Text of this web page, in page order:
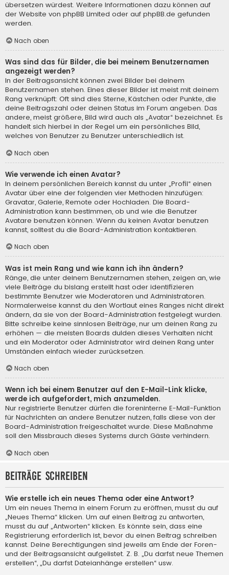
übersetzen würdest. Weitere Informationen dazu können auf
der Website von phpBB Limited oder auf phpBB.de gefunden
werden.
Nach oben
Was sind das für Bilder, die bei meinem Benutzernamen
angezeigt werden?
In der Beitragsansicht können zwei Bilder bei deinem
Benutzernamen stehen. Eines dieser Bilder ist meist mit deinem
Rang verknüpft: Oft sind dies Sterne, Kästchen oder Punkte, die
deine Beitragszahl oder deinen Status im Forum angeben. Das
andere, meist größere, Bild wird auch als „Avatar“ bezeichnet. Es
handelt sich hierbei in der Regel um ein persönliches Bild,
welches von Benutzer zu Benutzer unterschiedlich ist.
Nach oben
Wie verwende ich einen Avatar?
In deinem persönlichen Bereich kannst du unter „Profil“ einen
Avatar über eine der folgenden vier Methoden hinzufügen:
Gravatar, Galerie, Remote oder Hochladen. Die Board-
Administration kann bestimmen, ob und wie die Benutzer
Avatare benutzen können. Wenn du keinen Avatar benutzen
kannst, solltest du die Board-Administration kontaktieren.
Nach oben
Was ist mein Rang und wie kann ich ihn ändern?
Ränge, die unter deinem Benutzernamen stehen, zeigen an, wie
viele Beiträge du bislang erstellt hast oder identifizieren
bestimmte Benutzer wie Moderatoren und Administratoren.
Normalerweise kannst du den Wortlaut eines Ranges nicht direkt
ändern, da sie von der Board-Administration festgelegt wurden.
Bitte schreibe keine sinnlosen Beiträge, nur um deinen Rang zu
erhöhen — die meisten Boards dulden dieses Verhalten nicht
und ein Moderator oder Administrator wird deinen Rang unter
Umständen einfach wieder zurücksetzen.
Nach oben
Wenn ich bei einem Benutzer auf den E-Mail-Link klicke,
werde ich aufgefordert, mich anzumelden.
Nur registrierte Benutzer dürfen die foreninterne E-Mail-Funktion
für Nachrichten an andere Benutzer nutzen, falls diese von der
Board-Administration freigeschaltet wurde. Diese Maßnahme
soll den Missbrauch dieses Systems durch Gäste verhindern.
Nach oben
Beiträge schreiben
Wie erstelle ich ein neues Thema oder eine Antwort?
Um ein neues Thema in einem Forum zu eröffnen, musst du auf
„Neues Thema“ klicken. Um auf einen Beitrag zu antworten,
musst du auf „Antworten“ klicken. Es könnte sein, dass eine
Registrierung erforderlich ist, bevor du einen Beitrag schreiben
kannst. Deine Berechtigungen sind jeweils am Ende der Foren-
und der Beitragsansicht aufgelistet. Z. B. „Du darfst neue Themen
erstellen“, „Du darfst Dateianhänge erstellen“ usw.